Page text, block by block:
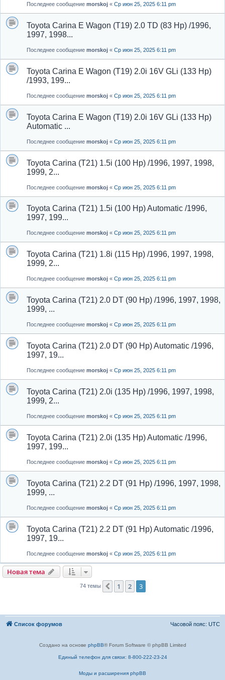
Последнее сообщение morskoj « Ср июн 25, 2025 6:11 pm
Toyota Carina E Wagon (T19) 2.0 TD (83 Hp) /1996,
1997, 1998...
Последнее сообщение morskoj « Ср июн 25, 2025 6:11 pm
Toyota Carina E Wagon (T19) 2.0i 16V GLi (133 Hp)
/1993, 199...
Последнее сообщение morskoj « Ср июн 25, 2025 6:11 pm
Toyota Carina E Wagon (T19) 2.0i 16V GLi (133 Hp)
Automatic ...
Последнее сообщение morskoj « Ср июн 25, 2025 6:11 pm
Toyota Carina (T21) 1.5i (100 Hp) /1996, 1997, 1998,
1999, 2...
Последнее сообщение morskoj « Ср июн 25, 2025 6:11 pm
Toyota Carina (T21) 1.5i (100 Hp) Automatic /1996,
1997, 199...
Последнее сообщение morskoj « Ср июн 25, 2025 6:11 pm
Toyota Carina (T21) 1.8i (115 Hp) /1996, 1997, 1998,
1999, 2...
Последнее сообщение morskoj « Ср июн 25, 2025 6:11 pm
Toyota Carina (T21) 2.0 DT (90 Hp) /1996, 1997, 1998,
1999, ...
Последнее сообщение morskoj « Ср июн 25, 2025 6:11 pm
Toyota Carina (T21) 2.0 DT (90 Hp) Automatic /1996,
1997, 19...
Последнее сообщение morskoj « Ср июн 25, 2025 6:11 pm
Toyota Carina (T21) 2.0i (135 Hp) /1996, 1997, 1998,
1999, 2...
Последнее сообщение morskoj « Ср июн 25, 2025 6:11 pm
Toyota Carina (T21) 2.0i (135 Hp) Automatic /1996,
1997, 199...
Последнее сообщение morskoj « Ср июн 25, 2025 6:11 pm
Toyota Carina (T21) 2.2 DT (91 Hp) /1996, 1997, 1998,
1999, ...
Последнее сообщение morskoj « Ср июн 25, 2025 6:11 pm
Toyota Carina (T21) 2.2 DT (91 Hp) Automatic /1996,
1997, 19...
Последнее сообщение morskoj « Ср июн 25, 2025 6:11 pm
Новая тема
74 темы Пред.
1 2 3
Список форумов Часовой пояс: UTC
Создано на основе phpBB® Forum Software © phpBB Limited
Единый телефон для связи: 8-800-222-23-24
Моды и расширения phpBB